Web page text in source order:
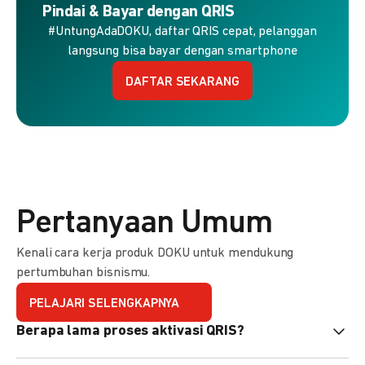
Pindai & Bayar dengan QRIS
#UntungAdaDOKU, daftar QRIS cepat, pelanggan
langsung bisa bayar dengan smartphone
DAFTAR SEKARANG
Pertanyaan Umum
Kenali cara kerja produk DOKU untuk mendukung
pertumbuhan bisnismu.
PELAJARI SELENGKAPNYA
Berapa lama proses aktivasi QRIS?